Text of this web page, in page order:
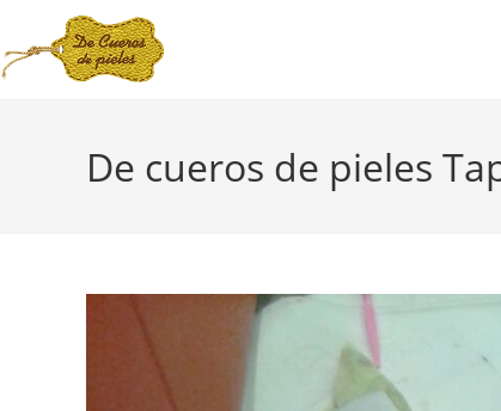
De cueros de pieles